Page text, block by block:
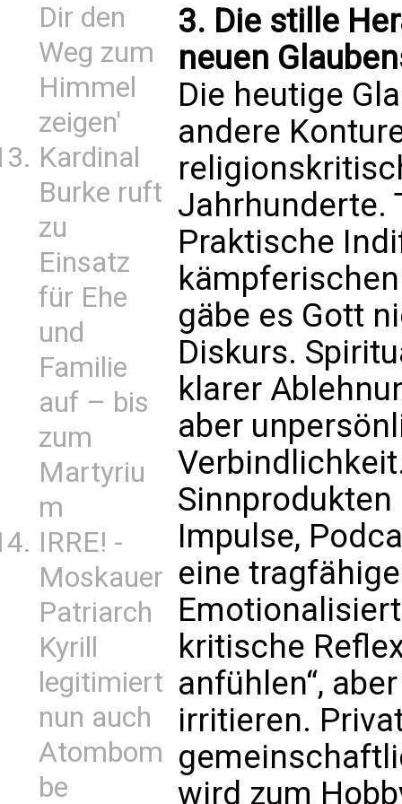
Dir den
Weg zum
Himmel
zeigen'
Kardinal
Burke ruft
zu
Einsatz
für Ehe
und
Familie
auf – bis
zum
Martyriu
m
IRRE! -
Moskauer
Patriarch
Kyrill
legitimiert
nun auch
Atombom
be
3. Die stille
neuen
Die heutige
andere
Jahrhunderte.
Praktische
gäbe es Gott
Diskurs.
klarer
aber
Impulse,
eine
kritische
anfühlen“,
irritieren.
wird zum